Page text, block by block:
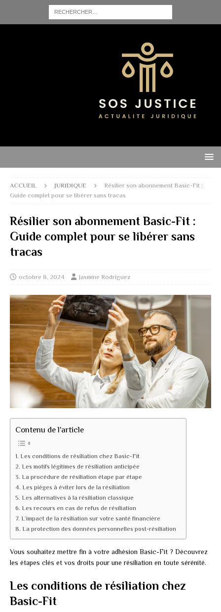
ACCUEIL JURIDIQUE
Résilier son abonnement Basic-Fit :
Guide complet pour se libérer sans tracas
Résilier son abonnement Basic-Fit :
Guide complet pour se libérer sans
tracas
octobre 8, 2024 Jasmine Rodriguez
Contenu de l'article
Les conditions de résiliation chez Basic-Fit
Les motifs légitimes de résiliation anticipée
La procédure de résiliation étape par étape
Les pièges à éviter lors de la résiliation
Les alternatives à la résiliation classique
Les recours en cas de refus de résiliation
L’impact de la résiliation sur votre santé financière
La protection des données personnelles post-résiliation
Vous souhaitez mettre fin à votre adhésion Basic-Fit ? Découvrez
les étapes clés et vos droits pour une résiliation en toute sérénité.
Les conditions de résiliation chez
Basic-Fit